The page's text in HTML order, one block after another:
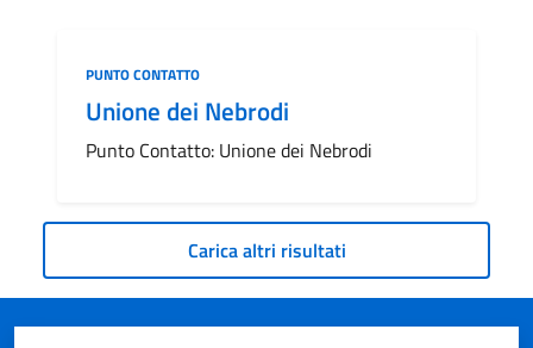
Categoria:
PUNTO CONTATTO
Unione dei Nebrodi
Punto Contatto: Unione dei Nebrodi
Carica altri risultati